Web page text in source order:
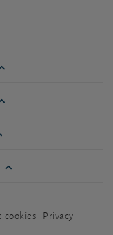
cookies Privacy